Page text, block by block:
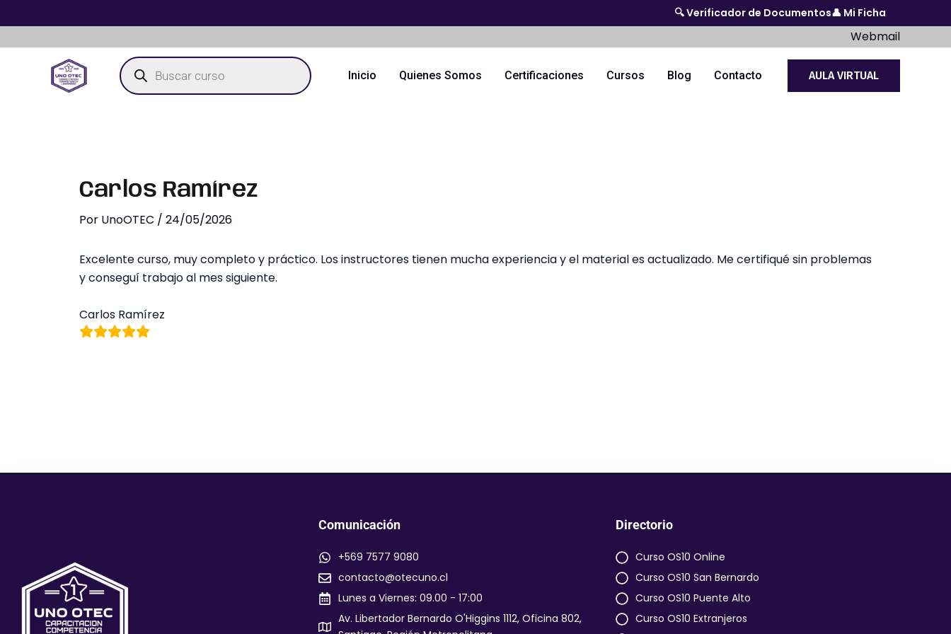
🔍 Verificador de Documentos👤 Mi Ficha
al
contenido
Webmail
Búsqueda
de
productos
Inicio Quienes Somos Certificaciones Cursos Blog Contacto AULA VIRTUAL
Carlos Ramírez
Por UnoOTEC / 24/05/2026
Excelente curso, muy completo y práctico. Los instructores tienen mucha experiencia y el material es actualizado. Me certifiqué sin problemas
y conseguí trabajo al mes siguiente.
Carlos Ramírez
Comunicación
+569 7577 9080
contacto@otecuno.cl
Lunes a Viernes: 09.00 - 17:00
Av. Libertador Bernardo O'Higgins 1112, Oficina 802,
Directorio
Curso OS10 Online
Curso OS10 San Bernardo
Curso OS10 Puente Alto
Curso OS10 Extranjeros